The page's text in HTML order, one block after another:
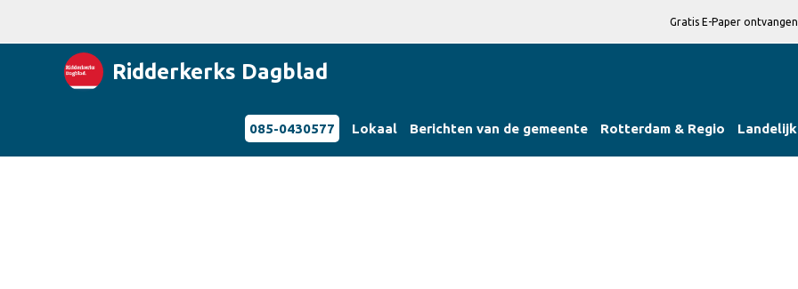
Gratis E-Paper
Ridderkerks Dagblad
085-0430577 Lokaal Berichten van de gemeente Rotterdam & Regio Landelijk